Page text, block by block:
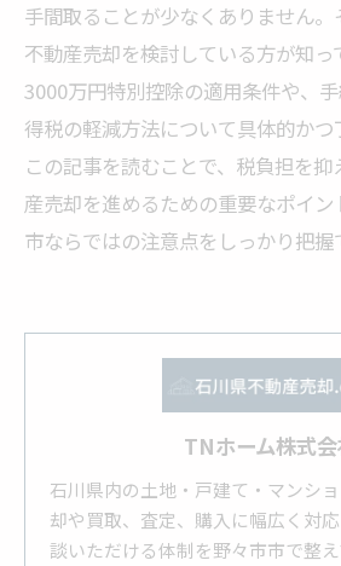
手間取ることが少なくありません。
不動産売却を検討している方が知っ
3000万円特別控除の適用条件や、
得税の軽減方法について具体的かつ
この記事を読むことで、税負担を
産売却を進めるための重要なポイ
市ならではの注意点をしっかり把握
TNホーム株式
石川県内の土地・戸建て・マンシ
却や買取、査定、購入に幅広く対
談いただける体制を野々市市で整